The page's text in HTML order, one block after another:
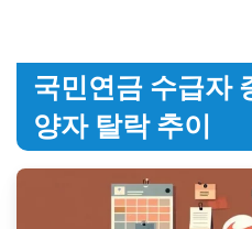
국민연금 수급자
양자 탈락 추이